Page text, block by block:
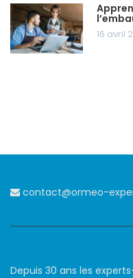
16 avril
contact@ormeo-
Depuis 30 ans les